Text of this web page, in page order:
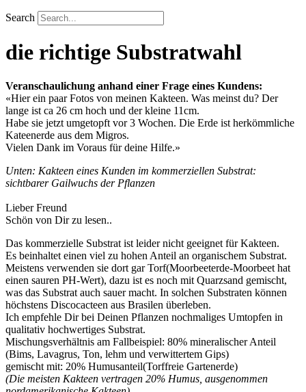
Search
die richtige Substratwahl
Veranschaulichung anhand einer Frage eines Kundens:
«Hier ein paar Fotos von meinen Kakteen. Was meinst du? Der
lange ist ca 26 cm hoch und der kleine 11cm.
Habe sie jetzt umgetopft vor 3 Wochen. Die Erde ist herkömmliche
Kateenerde aus dem Migros.
Vielen Dank im Voraus für deine Hilfe.»
Unten: Kakteen eines Kunden im kommerziellen Substrat:
sichtbarer Gailwuchs der Pflanzen
Lieber Freund
Schön von Dir zu lesen..
Das kommerzielle Substrat ist leider nicht geeignet für Kakteen.
Es beinhaltet einen viel zu hohen Anteil an organischem Substrat.
Meistens verwenden sie dort gar Torf(Moorbeeterde-Moorbeet hat
einen sauren PH-Wert), dazu ist es noch mit Quarzsand gemischt,
was das Substrat auch sauer macht. In solchen Substraten können
höchstens Discocacteen aus Brasilen überleben.
Ich empfehle Dir bei Deinen Pflanzen nochmaliges Umtopfen in
qualitativ hochwertiges Substrat.
Mischungsverhältnis am Fallbeispiel: 80% mineralischer Anteil
(Bims, Lavagrus, Ton, lehm und verwittertem Gips)
gemischt mit: 20% Humusanteil(Torffreie Gartenerde)
(Die meisten Kakteen vertragen 20% Humus, ausgenommen